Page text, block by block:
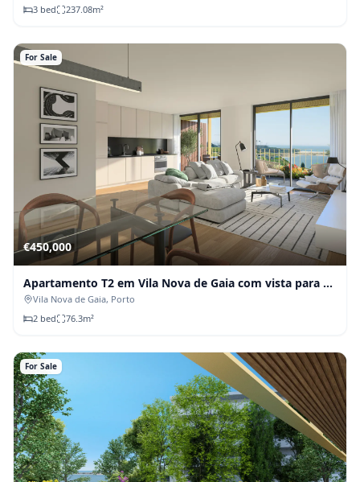
3 bed 237.08m²
For Sale
€450,000
Apartamento T2 em Vila Nova de Gaia com vista para o
Douro
Vila Nova de Gaia, Porto
2 bed 76.3m²
For Sale